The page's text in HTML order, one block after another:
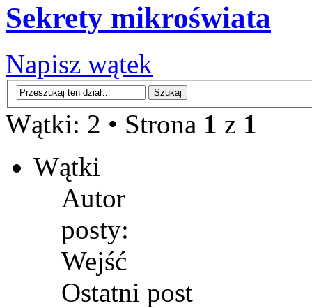
Sekrety mikroświata
Napisz wątek
Wątki: 2 • Strona 1 z 1
Wątki
Autor
posty:
Wejść
Ostatni post